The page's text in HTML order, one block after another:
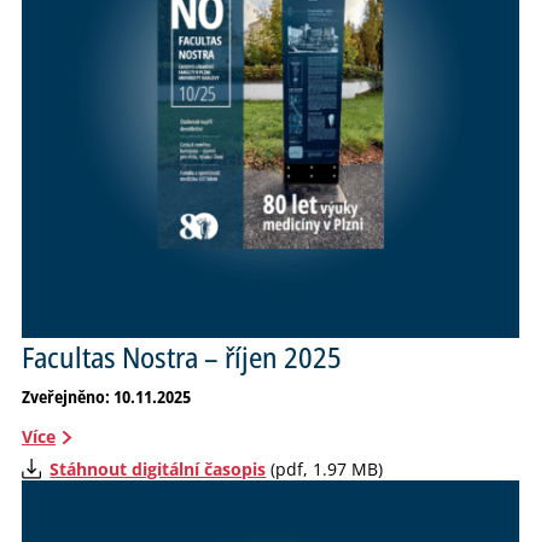
Facultas Nostra – říjen 2025
Zveřejněno: 10.11.2025
Více
Stáhnout digitální časopis (pdf, 1.97 MB)